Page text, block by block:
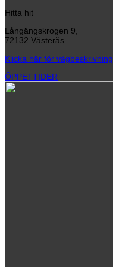
Hitta hit
Långängskrogen 9,
72132 Västerås
Klicka här för vägbeskrivning
ÖPPETTIDER